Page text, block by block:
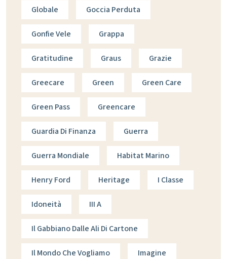
Globale Goccia Perduta
Gonfie Vele Grappa
Gratitudine Graus Grazie
Greecare Green Green Care
Green Pass Greencare
Guardia Di Finanza Guerra
Guerra Mondiale Habitat Marino
Henry Ford Heritage I Classe
Idoneità III A
Il Gabbiano Dalle Ali Di Cartone
Il Mondo Che Vogliamo Imagine